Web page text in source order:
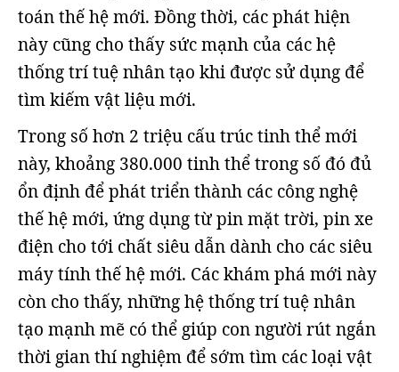
toán thế hệ mới. Đồng thời, các phát hiện
này cũng cho thấy sức mạnh của các hệ
thống trí tuệ nhân tạo khi được sử dụng để
tìm kiếm vật liệu mới.
Trong số hơn 2 triệu cấu trúc tinh thể mới
này, khoảng 380.000 tinh thể trong số đó đủ
ổn định để phát triển thành các công nghệ
thế hệ mới, ứng dụng từ pin mặt trời, pin xe
điện cho tới chất siêu dẫn dành cho các siêu
máy tính thế hệ mới. Các khám phá mới này
còn cho thấy, những hệ thống trí tuệ nhân
tạo mạnh mẽ có thể giúp con người rút ngắn
thời gian thí nghiệm để sớm tìm các loại vật